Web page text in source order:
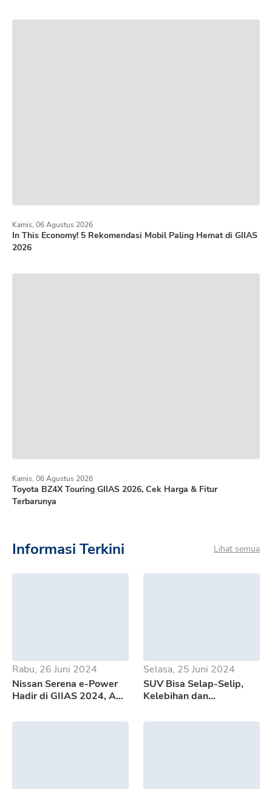
In This Economy! 5 Rekomendasi Mobil Paling Hemat di GIIAS
2026
Kamis, 06 Agustus 2026
Toyota BZ4X Touring GIIAS 2026, Cek Harga & Fitur
Terbarunya
Kamis, 06 Agustus 2026
Informasi Terkini Lihat semua
Rabu, 26 Juni 2024
Nissan Serena e-Power
Hadir di GIIAS 2024, Apa
Selasa, 25 Juni 2024
SUV Bisa Selap-Selip,
Kelebihan dan
500